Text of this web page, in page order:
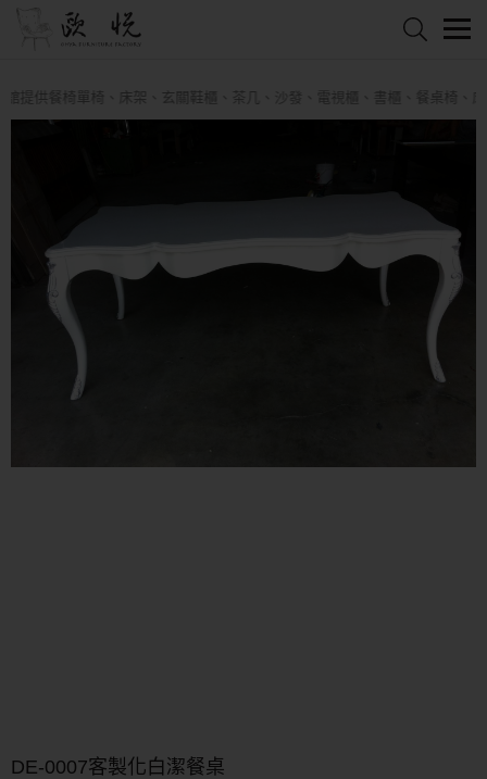
供餐椅單椅、床架、玄關鞋櫃、茶几、沙發、電視櫃、書櫃、餐桌椅、床
DE-0007客製化白潔餐桌